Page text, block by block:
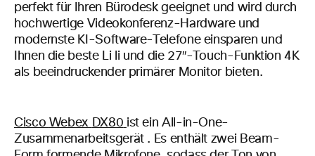
perfekt für Ihren Bürodesk geeignet und wird durch
hochwertige Videokonferenz-Hardware und
modernste KI-Software-Telefone einsparen und
Ihnen die beste Li li und die 27″-Touch-Funktion 4K
als beeindruckender primärer Monitor bieten.
Cisco Webex DX80 ist ein All-in-One-
Zusammenarbeitsgerät . Es enthält zwei Beam-